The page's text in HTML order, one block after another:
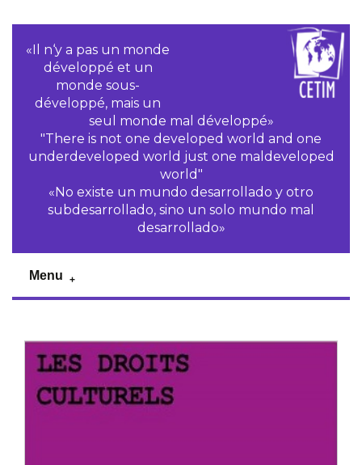
«Il n‘y a pas un monde
développé et un
monde sous-
développé, mais un
seul monde mal développé»
"There is not one developed world and one
underdeveloped world just one maldeveloped
world"
«No existe un mundo desarrollado y otro
subdesarrollado, sino un solo mundo mal
desarrollado»
Menu